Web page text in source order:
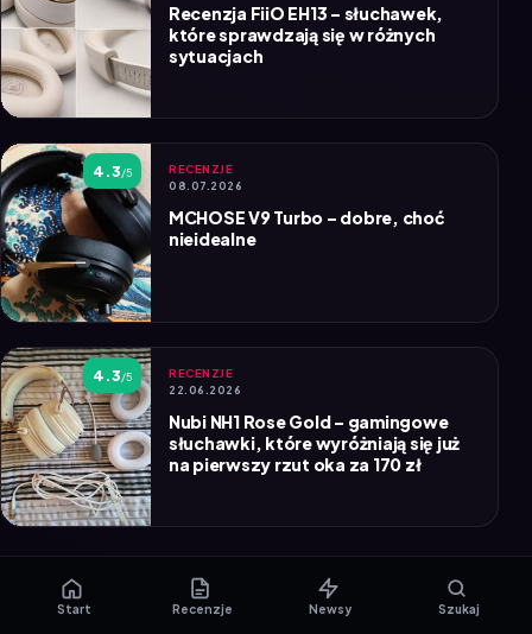
Recenzja FiiO EH13 – słuchawek,
które sprawdzają się w różnych
sytuacjach
4.3/5
RECENZJE
08.07.2026
MCHOSE V9 Turbo – dobre, choć
nieidealne
4.3/5
RECENZJE
22.06.2026
Nubi NH1 Rose Gold – gamingowe
słuchawki, które wyróżniają się już
na pierwszy rzut oka za 170 zł
Start Recenzje Newsy Szukaj